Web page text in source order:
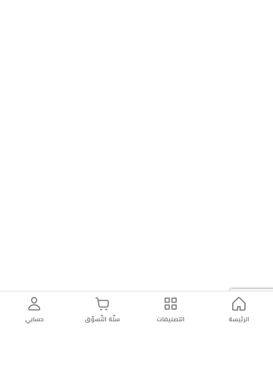
الرئيسة التصنيفات سلّة التّسوّق حسابي